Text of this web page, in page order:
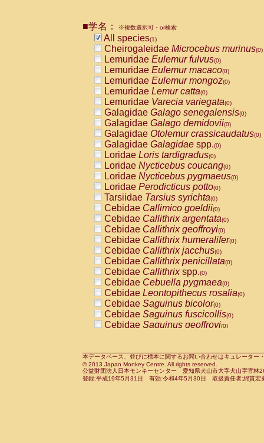
CebidaeCebus nigrivittatus
CebidaeCebus
CebidaeSaimiri boliviensis(0)
CebidaeSaimiri sciureus(0)
AtelidaeAlouatta caraya(0)
AtelidaeAlouatta fusca(0)
AtelidaeAlouatta seniculus
AtelidaeAlouattaspp.(0)
AtelidaeAteles belzebuth(0)
AtelidaeAteles geoffroyi(0)
AtelidaeAteles paniscus(0)
AtelidaeAtelesspp.(0)
Atelidae Lagothrix lagothricha
AtelidaeLagothrix lagothricha cana
PitheciidaeCacajao calvus
PitheciidaeCallicebus cupreus
PitheciidaeCallicebus donacophilus
PitheciidaeCallicebus moloch
PitheciidaeCallicebus torquatus
PitheciidaeCallicebusspp.(0)
PitheciidaeChiropotes satanas(0)
PitheciidaePithecia monachus
PitheciidaePithecia pithecia(0)
CercopithecidaeCercocebus agilis
CercopithecidaeCercocebus
CercopithecidaeCercocebus
CercopithecidaeCercocebus
CercopithecidaeCercocebus
CercopithecidaeCercocebushybrid
CercopithecidaePapio anubis(0)
CercopithecidaePapio cynocephalus
CercopithecidaePapio hamadryas(0)
■学名： ※複数選択可・or検索
All species(1)
Cheirogaleidae Microcebus murinus(0)
Lemuridae Eulemur fulvus(0)
Lemuridae Eulemur macaco(0)
Lemuridae Eulemur mongoz(0)
Lemuridae Lemur catta(0)
Lemuridae Varecia variegata(0)
Galagidae Galago senegalensis(0)
Galagidae Galago demidovii(0)
Galagidae Otolemur crassicaudatus(0)
Galagidae Galagidae spp.(0)
Loridae Loris tardigradus(0)
Loridae Nycticebus coucang(0)
Loridae Nycticebus pygmaeus(0)
Loridae Perodicticus potto(0)
Tarsiidae Tarsius syrichta(0)
Cebidae Callimico goeldii(0)
Cebidae Callithrix argentata(0)
Cebidae Callithrix geoffroyi(0)
Cebidae Callithrix humeralifer(0)
Cebidae Callithrix jacchus(0)
Cebidae Callithrix penicillata(0)
Cebidae Callithrixspp.(0)
Cebidae Cebuella pygmaea(0)
Cebidae Leontopithecus rosalia(0)
Cebidae Saguinus bicolor(0)
Cebidae Saguinus fuscicollis(0)
Cebidae Saguinus geoffroyi(0)
CebidaeSaguinus leucopus(0)
CebidaeSaguinus midas(0)
Cebidae Saguinus mystax(0)
本データベース、並びに標本に関するお問い合わせはキュレータ
© 2013 Japan Monkey Centre. All rights reserved.
公益財団法人日本モンキーセンター 愛知県犬山市大字犬山字官
登録:平成19年5月31日 有効:令和4年5月30日 取扱責任者:綿貫宏